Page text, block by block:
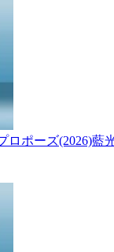
ロポーズ(2026)藍